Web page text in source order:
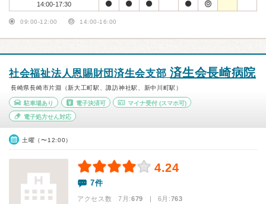
14:00-17:30
09:00-12:00 14:00-16:00
社会福祉法人恩賜財団済生会支部済生会長崎病院
長崎県長崎市片淵（新大工町駅、諏訪神社駅、新中川町駅）
駐車場あり 電子決済可 マイナ受付 (スマホ可)
電子処方せん対応
土曜（〜12:00）
4.24
7件
アクセス数 7月:679 | 6月:763